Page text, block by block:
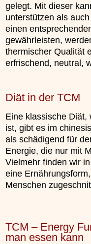
gelegt. Mit dieser
unterstützen als
einen
gewährleisten,
thermischer Qualität
erfrischend, neutral,
Diät in der TCM
Eine klassische
ist, gibt es im
als schädigend für
Energie, die nur mit
Vielmehr finden wir
eine
Menschen
TCM – Energy
man essen kann